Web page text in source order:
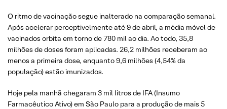
O ritmo de vacinação segue inalterado na comparação semanal.
Após acelerar perceptivelmente até 9 de abril, a média móvel de
vacinados orbita em torno de 780 mil ao dia. Ao todo, 35,8
milhões de doses foram aplicadas. 26,2 milhões receberam ao
menos a primeira dose, enquanto 9,6 milhões (4,54% da
população) estão imunizados.
Hoje pela manhã chegaram 3 mil litros de IFA (Insumo
Farmacêutico Ativo) em São Paulo para a produção de mais 5